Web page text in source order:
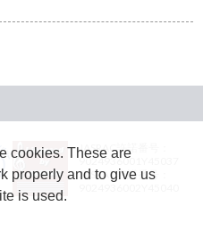
JASRAC許諾番号：
9024936001Y45037
JASRAC許諾番号：
cookies. These are
properly and to give us
is used.